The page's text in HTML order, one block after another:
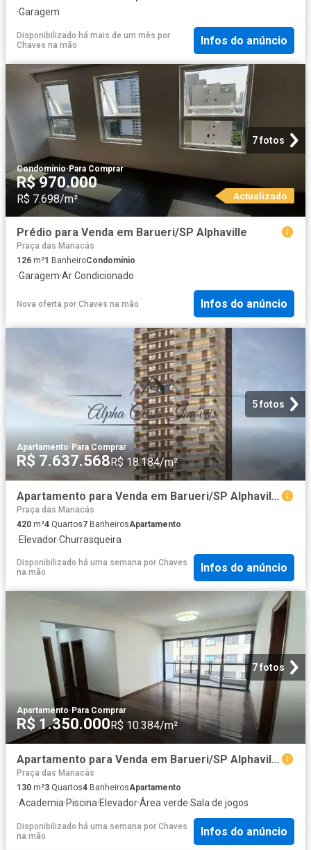
·Garagem
Disponibilizado há mais de um mês por
Chaves na mão
Infos do anúncio
7 fotos
Condomínio· Para Comprar
R$ 970.000
R$ 7.698/m² Actualizado
Prédio para Venda em Barueri/SP Alphaville
Praça das Manacás
126 m²1 BanheiroCondomínio
·Garagem·Ar Condicionado
Nova oferta por Chaves na mão Infos do anúncio
5 fotos
Apartamento·Para Comprar
R$ 7.637.568R$ 18.184/m²
Apartamento para Venda em Barueri/SP Alphaville 4 Quartos
Praça das Manacás
420 m²4 Quartos7 BanheirosApartamento
·Elevador·Churrasqueira
Disponibilizado há uma semana por Chaves
na mão
Infos do anúncio
7 fotos
Apartamento· Para Comprar
R$ 1.350.000 R$ 10.384/m²
Apartamento para Venda em Barueri/SP Alphaville Centro Industrial e Empresarial/Alphaville. 3 Quartos
Praça das Manacás
130 m²3 Quartos4 BanheirosApartamento
·Academia·Piscina·Elevador·Área verde·Sala de jogos
Disponibilizado há uma semana por Chaves
na mão
Infos do anúncio